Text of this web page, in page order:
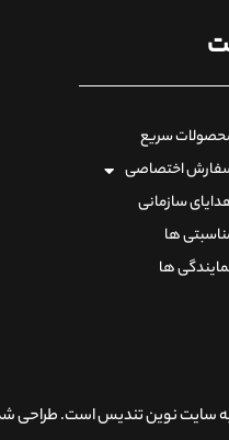
سریع
اختصاصی
سازمانی
ها
ها
سایت نوین تندیس است. طراحی